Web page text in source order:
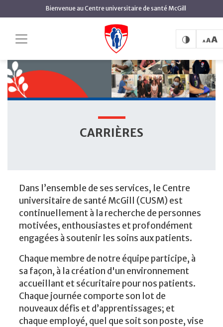
principal
Bienvenue au Centre universitaire de santé McGill
CARRIÈRES
Dans l’ensemble de ses services, le Centre
universitaire de santé McGill (CUSM) est
continuellement à la recherche de personnes
motivées, enthousiastes et profondément
engagées à soutenir les soins aux patients.
Chaque membre de notre équipe participe, à
sa façon, à la création d'un environnement
accueillant et sécuritaire pour nos patients.
Chaque journée comporte son lot de
nouveaux défis et d’apprentissages; et
chaque employé, quel que soit son poste, vise